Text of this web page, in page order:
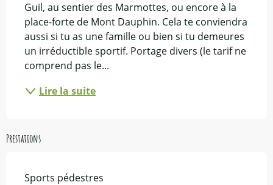
Guil, au sentier des Marmottes, ou encore à la
place-forte de Mont Dauphin. Cela te conviendra
aussi si tu as une famille ou bien si tu demeures
un irréductible sportif. Portage divers (le tarif ne
comprend pas le...
Lire la suite
Prestations
Sports pédestres